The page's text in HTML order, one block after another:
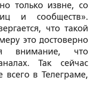
только извне, со
и сообществ».
что такой
это достоверно
внимание, что
Так сейчас
всего в Телеграме,